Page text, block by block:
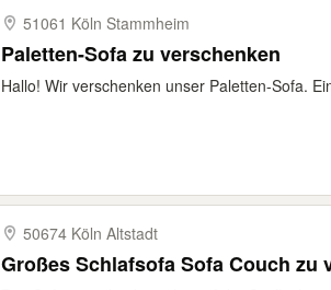
51061 Köln Stammheim
Paletten-Sofa zu verschenken
Hallo! Wir verschenken unser Paletten-Sofa.
50674 Köln Altstadt
Großes